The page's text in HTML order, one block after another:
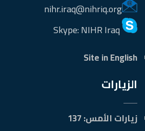
nihr.iraq@nihriq.org
Site in English
الزيارات
زيارات الأمس:137